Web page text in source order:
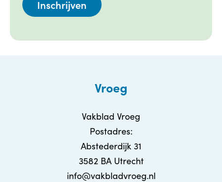
Vroeg
Vakblad Vroeg
Postadres:
Abstederdijk 31
3582 BA Utrecht
info@vakbladvroeg.nl